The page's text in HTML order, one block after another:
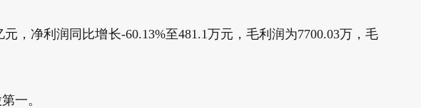
，净利润同比增长-60.13%至481.1万元，毛利润为7700.03万，毛
一。